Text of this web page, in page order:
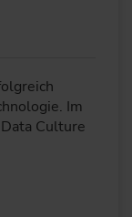
Im
Culture